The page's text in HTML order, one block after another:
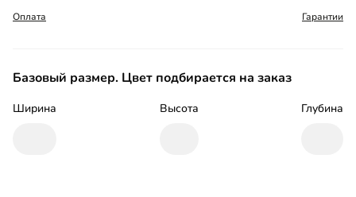
Оплата Гарантии
Базовый размер. Цвет подбирается на заказ
Ширина Высота Глубина